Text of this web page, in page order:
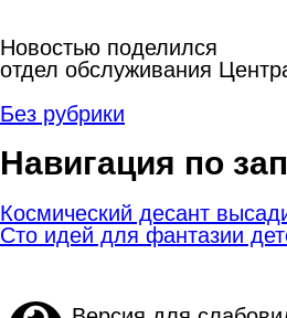
Новостью поделился
отдел обслуживания
Без рубрики
Навигация по
Космический десант
Сто идей для фантазии